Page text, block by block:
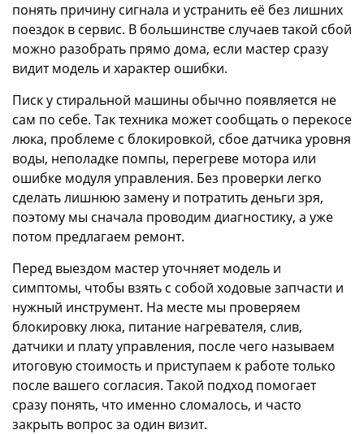
понять причину сигнала и устранить её без лишних
поездок в сервис. В большинстве случаев такой сбой
можно разобрать прямо дома, если мастер сразу
видит модель и характер ошибки.
Писк у стиральной машины обычно появляется не
сам по себе. Так техника может сообщать о перекосе
люка, проблеме с блокировкой, сбое датчика уровня
воды, неполадке помпы, перегреве мотора или
ошибке модуля управления. Без проверки легко
сделать лишнюю замену и потратить деньги зря,
поэтому мы сначала проводим диагностику, а уже
потом предлагаем ремонт.
Перед выездом мастер уточняет модель и
симптомы, чтобы взять с собой ходовые запчасти и
нужный инструмент. На месте мы проверяем
блокировку люка, питание нагревателя, слив,
датчики и плату управления, после чего называем
итоговую стоимость и приступаем к работе только
после вашего согласия. Такой подход помогает
сразу понять, что именно сломалось, и часто
закрыть вопрос за один визит.